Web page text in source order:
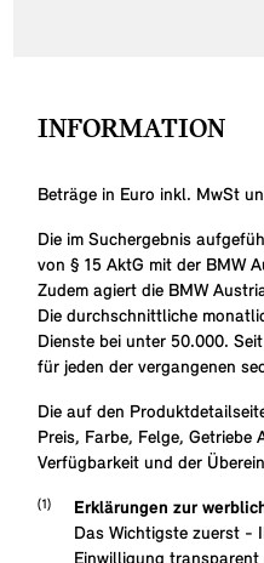
INFORMATION
Beträge in Euro inkl. MwSt
Die im Suchergebnis
von § 15 AktG mit der BMW
Zudem agiert die BMW
Die durchschnittliche
Dienste bei unter 50.000.
für jeden der vergangenen
Die auf den
Preis, Farbe, Felge,
Verfügbarkeit und der
Erklärungen zur
Das Wichtigste zuerst -